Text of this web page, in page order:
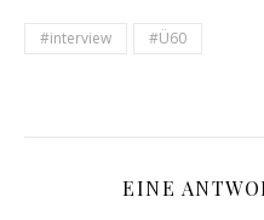
#interview #Ü60
EINE